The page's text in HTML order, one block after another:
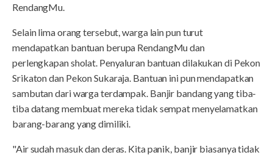
RendangMu.
Selain lima orang tersebut, warga lain pun turut
mendapatkan bantuan berupa RendangMu dan
perlengkapan sholat. Penyaluran bantuan dilakukan di Pekon
Srikaton dan Pekon Sukaraja. Bantuan ini pun mendapatkan
sambutan dari warga terdampak. Banjir bandang yang tiba-
tiba datang membuat mereka tidak sempat menyelamatkan
barang-barang yang dimiliki.
"Air sudah masuk dan deras. Kita panik, banjir biasanya tidak